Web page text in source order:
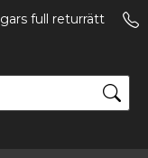
full returrätt